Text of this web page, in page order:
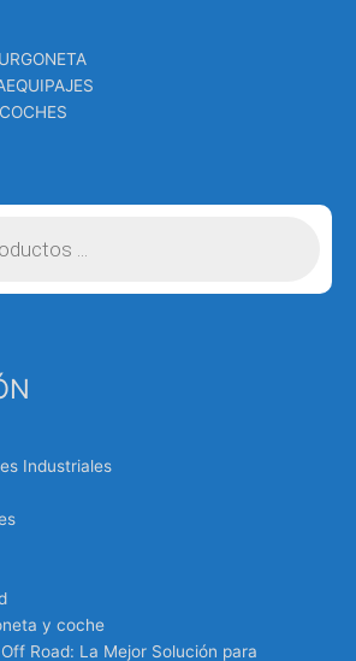
Industriales
y coche
Road: La Mejor Solución para